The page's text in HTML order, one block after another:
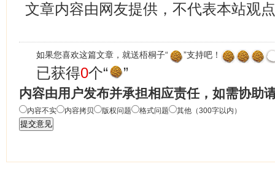
文章内容由网友提供，不代表本站观点
如果您喜欢这篇文章，就送梧桐子“ ”支持吧！
已获得0个“ ”
内容由用户发布并承担相应责任，如需协助
内容不实 内容拷贝 版权问题 格式问题 其他（300字以内）